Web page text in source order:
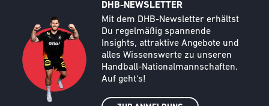
DHB-NEWSLETTER
Text
Mit dem DHB-Newsletter erhältst
Du regelmäßig spannende
Insights, attraktive Angebote und
alles Wissenswerte zu unseren
Handball-Nationalmannschaften.
Auf geht‘s!